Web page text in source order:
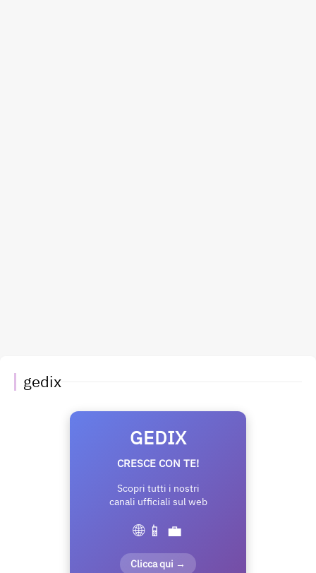
gedix
GEDIX
CRESCE CON TE!
Scopri tutti i nostri
canali ufficiali sul web
🌐 📱 💼
Clicca qui →